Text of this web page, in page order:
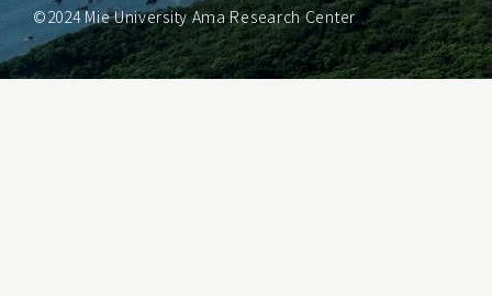
©2024 Mie University Ama Research Center